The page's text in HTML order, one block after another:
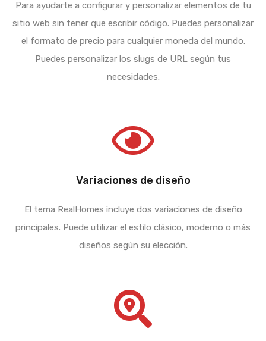
Para ayudarte a configurar y personalizar elementos de tu
sitio web sin tener que escribir código. Puedes personalizar
el formato de precio para cualquier moneda del mundo.
Puedes personalizar los slugs de URL según tus
necesidades.
Variaciones de diseño
El tema RealHomes incluye dos variaciones de diseño
principales. Puede utilizar el estilo clásico, moderno o más
diseños según su elección.